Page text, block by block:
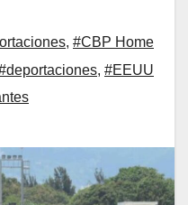
, #CBP Home
, #EEUU